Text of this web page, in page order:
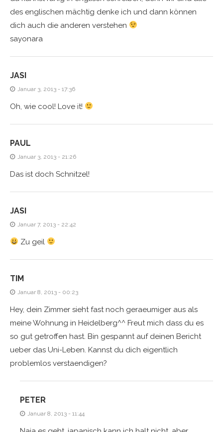
des englischen mächtig denke ich und dann können
dich auch die anderen verstehen
sayonara
JASI
Januar 3, 2013 - 17:36
Oh, wie cool! Love it!
PAUL
Januar 3, 2013 - 21:26
Das ist doch Schnitzel!
JASI
Januar 7, 2013 - 22:42
Zu geil
TIM
Januar 8, 2013 - 00:23
Hey, dein Zimmer sieht fast noch geraeumiger aus als
meine Wohnung in Heidelberg^^ Freut mich dass du es
so gut getroffen hast. Bin gespannt auf deinen Bericht
ueber das Uni-Leben. Kannst du dich eigentlich
problemlos verstaendigen?
PETER
Januar 8, 2013 - 11:44